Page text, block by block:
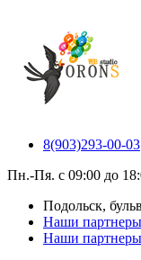
8(903)293-00-03
Пн.-Пя. с 09:00 до
Подольск,
Наши
Наши